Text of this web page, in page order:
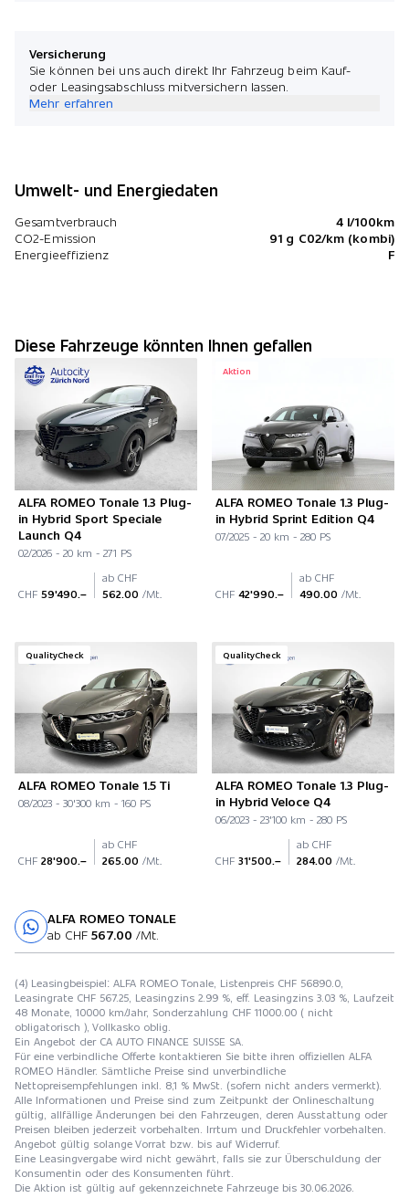
Versicherung
Sie können bei uns auch direkt Ihr Fahrzeug beim Kauf-
oder Leasingsabschluss mitversichern lassen.
Mehr erfahren
Umwelt- und Energiedaten
Gesamtverbrauch
4 l/100km
CO2-Emission
91 g C02/km (kombi)
Energieeffizienz
F
Diese Fahrzeuge könnten Ihnen gefallen
ALFA ROMEO Tonale 1.3 Plug-
in Hybrid Sport Speciale
Launch Q4
02/2026 - 20 km - 271 PS
CHF 59'490.–
ab CHF
562.00 /Mt.
Aktion
ALFA ROMEO Tonale 1.3 Plug-
in Hybrid Sprint Edition Q4
07/2025 - 20 km - 280 PS
CHF 42'990.–
ab CHF
490.00 /Mt.
QualityCheck
ALFA ROMEO Tonale 1.5 Ti
08/2023 - 30'300 km - 160 PS
CHF 28'900.–
ab CHF
265.00 /Mt.
QualityCheck
ALFA ROMEO Tonale 1.3 Plug-
in Hybrid Veloce Q4
06/2023 - 23'100 km - 280 PS
CHF 31'500.–
ab CHF
284.00 /Mt.
ALFA ROMEO TONALE
ab CHF 567.00 /Mt.
(4) Leasingbeispiel: ALFA ROMEO Tonale, Listenpreis CHF 56890.0,
Leasingrate CHF 567.25, Leasingzins 2.99 %, eff. Leasingzins 3.03 %, Laufzeit
48 Monate, 10000 km/Jahr, Sonderzahlung CHF 11000.00 ( nicht
obligatorisch ), Vollkasko oblig.
Ein Angebot der CA AUTO FINANCE SUISSE SA.
Für eine verbindliche Offerte kontaktieren Sie bitte ihren offiziellen ALFA
ROMEO Händler. Sämtliche Preise sind unverbindliche
Nettopreisempfehlungen inkl. 8,1 % MwSt. (sofern nicht anders vermerkt).
Alle Informationen und Preise sind zum Zeitpunkt der Onlineschaltung
gültig, allfällige Änderungen bei den Fahrzeugen, deren Ausstattung oder
Preisen bleiben jederzeit vorbehalten. Irrtum und Druckfehler vorbehalten.
Angebot gültig solange Vorrat bzw. bis auf Widerruf.
Eine Leasingvergabe wird nicht gewährt, falls sie zur Überschuldung der
Konsumentin oder des Konsumenten führt.
Die Aktion ist gültig auf gekennzeichnete Fahrzeuge bis 30.06.2026.